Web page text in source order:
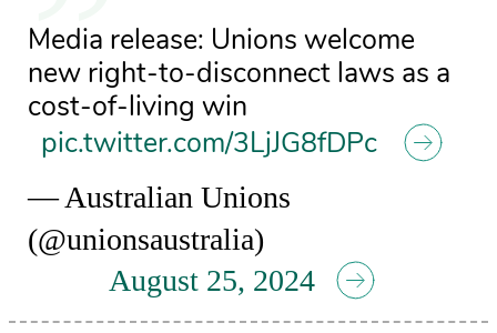
Media release: Unions welcome
new right-to-disconnect laws as a
cost-of-living win
pic.twitter.com/3LjJG8fDPc
— Australian Unions
(@unionsaustralia)
August 25, 2024